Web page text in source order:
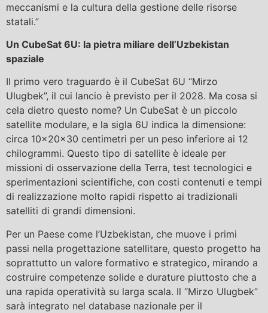
meccanismi e la cultura della gestione delle risorse
statali.”
Un CubeSat 6U: la pietra miliare dell’Uzbekistan
spaziale
Il primo vero traguardo è il CubeSat 6U “Mirzo
Ulugbek”, il cui lancio è previsto per il 2028. Ma cosa si
cela dietro questo nome? Un CubeSat è un piccolo
satellite modulare, e la sigla 6U indica la dimensione:
circa 10×20×30 centimetri per un peso inferiore ai 12
chilogrammi. Questo tipo di satellite è ideale per
missioni di osservazione della Terra, test tecnologici e
sperimentazioni scientifiche, con costi contenuti e tempi
di realizzazione molto rapidi rispetto ai tradizionali
satelliti di grandi dimensioni.
Per un Paese come l’Uzbekistan, che muove i primi
passi nella progettazione satellitare, questo progetto ha
soprattutto un valore formativo e strategico, mirando a
costruire competenze solide e durature piuttosto che a
una rapida operatività su larga scala. Il “Mirzo Ulugbek”
sarà integrato nel database nazionale per il